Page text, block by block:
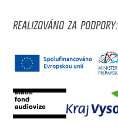
REALIZOVÁNO ZA PODPORY: